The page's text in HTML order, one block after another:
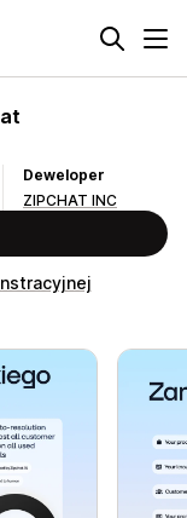
Deweloper
ZIPCHAT INC